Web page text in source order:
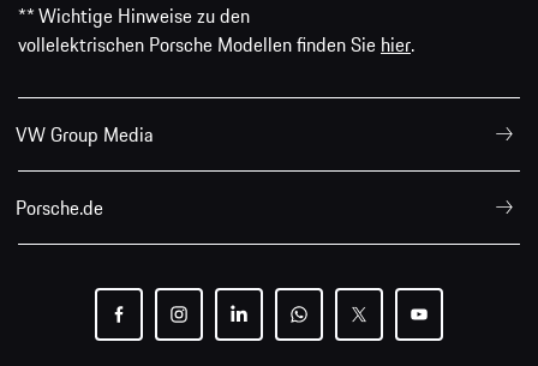
** Wichtige Hinweise zu den
vollelektrischen Porsche Modellen finden Sie hier.
VW Group Media
Porsche.de